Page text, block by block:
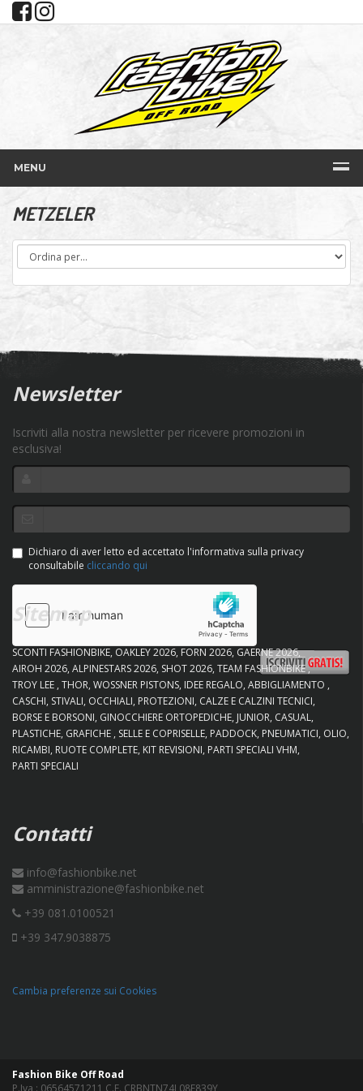
MENU
METZELER
Newsletter
Iscriviti alla nostra newsletter per ricevere promozioni in
esclusiva!
Dichiaro di aver letto ed accettato l'informativa sulla privacy
consultabile cliccando qui
Sitemap
SCONTI FASHIONBIKE OAKLEY 2026 FORN 2026 GAERNE 2026
AIROH 2026 ALPINESTARS 2026 SHOT 2026 TEAM FASHIONBIKE
TROY LEE THOR WOSSNER PISTONS IDEE REGALO ABBIGLIAMENTO
CASCHI STIVALI OCCHIALI PROTEZIONI CALZE E CALZINI TECNICI
BORSE E BORSONI GINOCCHIERE ORTOPEDICHE JUNIOR CASUAL
PLASTICHE GRAFICHE SELLE E COPRISELLE PADDOCK PNEUMATICI OLIO
RICAMBI RUOTE COMPLETE KIT REVISIONI PARTI SPECIALI VHM
PARTI SPECIALI
Contatti
info@fashionbike.net
amministrazione@fashionbike.net
+39 081.0100521
+39 347.9038875
Cambia preferenze sui Cookies
Fashion Bike Off Road
P.Iva : 06564571211 C.F. CRBNTN74L08F839Y